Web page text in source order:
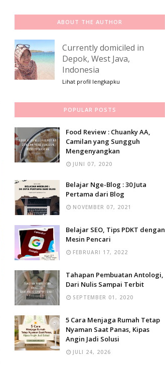
ABOUT THE AUTHOR
Currently domiciled in
Depok, West Java,
Indonesia
Lihat profil lengkapku
POPULAR POSTS
Food Review : Chuanky AA,
Camilan yang Sungguh
Mengenyangkan
JUNI 07, 2020
Belajar Nge-Blog : 30 Juta
Pertama dari Blog
NOVEMBER 07, 2021
Belajar SEO, Tips PDKT dengan
Mesin Pencari
FEBRUARI 17, 2022
Tahapan Pembuatan Antologi,
Dari Nulis Sampai Terbit
SEPTEMBER 01, 2020
5 Cara Menjaga Rumah Tetap
Nyaman Saat Panas, Kipas
Angin Jadi Solusi
JULI 24, 2026